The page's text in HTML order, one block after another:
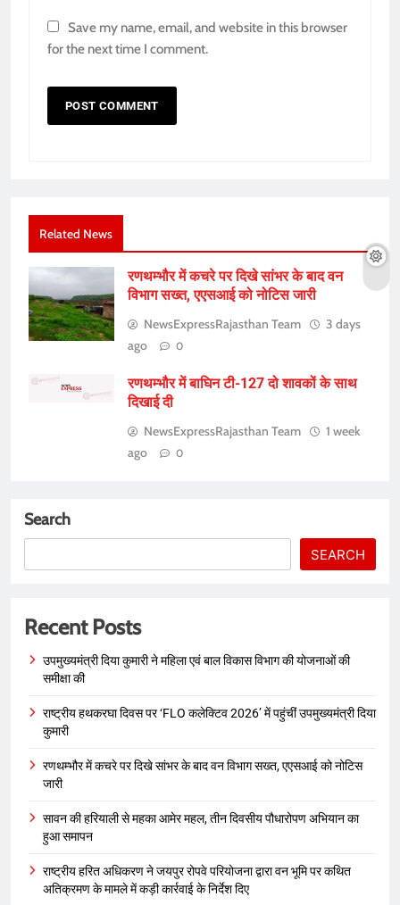
Save my name, email, and website in this browser
for the next time I comment.
Related News
रणथम्भौर में कचरे पर दिखे सांभर के बाद वन
विभाग सख्त, एएसआई को नोटिस जारी
NewsExpressRajasthan Team
3 days
ago
0
रणथम्भौर में बाघिन टी-127 दो शावकों के साथ
दिखाई दी
NewsExpressRajasthan Team
1 week
ago
0
Search
SEARCH
Recent Posts
उपमुख्यमंत्री दिया कुमारी ने महिला एवं बाल विकास विभाग की योजनाओं की
समीक्षा की
राष्ट्रीय हथकरघा दिवस पर ‘FLO कलेक्टिव 2026’ में पहुंचीं उपमुख्यमंत्री दिया
कुमारी
रणथम्भौर में कचरे पर दिखे सांभर के बाद वन विभाग सख्त, एएसआई को नोटिस
जारी
सावन की हरियाली से महका आमेर महल, तीन दिवसीय पौधारोपण अभियान का
हुआ समापन
राष्ट्रीय हरित अधिकरण ने जयपुर रोपवे परियोजना द्वारा वन भूमि पर कथित
अतिक्रमण के मामले में कड़ी कार्रवाई के निर्देश दिए